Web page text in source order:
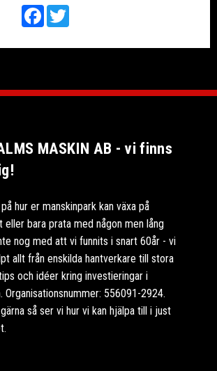
FacebookTwitter
MASKIN AB - vi finns
hur er manskinpark kan växa på
eller bara prata med någon men lång
nog med att vi funnits i snart 60år - vi
allt från enskilda hantverkare till stora
och idéer kring investieringar i
Organisationsnummer: 556091-2924.
så ser vi hur vi kan hjälpa till i just